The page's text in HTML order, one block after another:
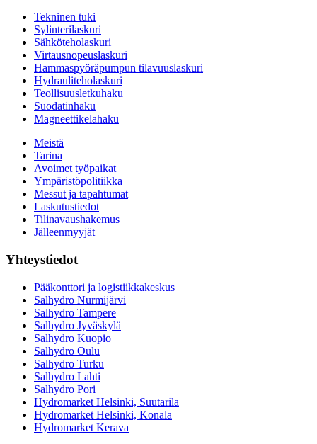
Tekninen tuki
Sylinterilaskuri
Sähköteholaskuri
Virtausnopeuslaskuri
Hammaspyöräpumpun tilavuuslaskuri
Hydrauliteholaskuri
Teollisuusletkuhaku
Suodatinhaku
Magneettikelahaku
Meistä
Tarina
Avoimet työpaikat
Ympäristöpolitiikka
Messut ja tapahtumat
Laskutustiedot
Tilinavaushakemus
Jälleenmyyjät
Yhteystiedot
Pääkonttori ja logistiikkakeskus
Salhydro Nurmijärvi
Salhydro Tampere
Salhydro Jyväskylä
Salhydro Kuopio
Salhydro Oulu
Salhydro Turku
Salhydro Lahti
Salhydro Pori
Hydromarket Helsinki, Suutarila
Hydromarket Helsinki, Konala
Hydromarket Kerava